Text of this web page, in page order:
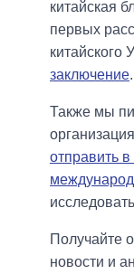
китайская
первых
китайского
заключение.
Также мы
отправить
Получайте
новости и